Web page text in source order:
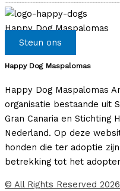
Happy Dog Maspalomas
Steun ons
Happy Dog Maspalomas
Happy Dog Maspalomas
organisatie bestaande uit
Gran Canaria en Stichting
Nederland. Op deze
honden die ter adoptie
betrekking tot het
© All Rights Reserved 2026